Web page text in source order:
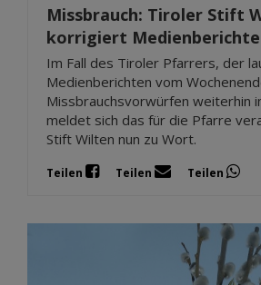
Missbrauch: Tiroler Stift
korrigiert Medienberichte
Im Fall des Tiroler Pfarrers, der
Medienberichten vom
Missbrauchsvorwürfen weiterhin
meldet sich das für die Pfarre
Stift Wilten nun zu Wort.
Teilen Teilen Teilen